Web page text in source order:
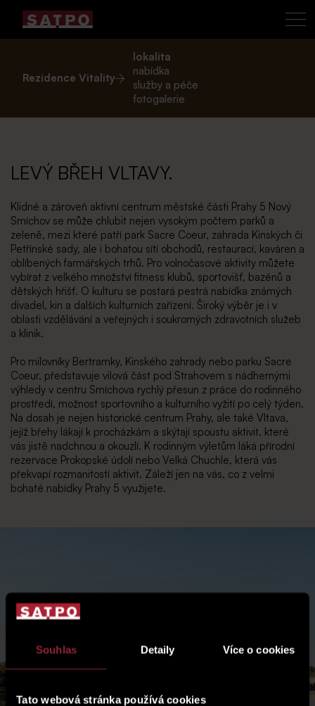
Souhlas Detaily Více o cookies
Tato webová stránka používá cookies
Rezidence Vitality
lokalita
nabídka
služby a péče
fotogalerie
LEVÝ BŘEH VLTAVY.
Klidné a zároveň aktivní centrum městské části Prahy 5 Nový
Smíchov se může chlubit nejen vysokým počtem parků a
zeleně, mezi které patří park Sacre Coeur, zahrada Kinských či
Petřínské sady, ale i bohatou sítí obchodů, restaurací, kaváren a
oblíbených farmářských trhů. Pro volnočasové aktivity můžete
vybírat z velkého množství fitness klubů, sportovišť, bazénů a
dětských hřišť. O kulturu se postará pestrá nabídka známých
divadel, kin a dalších kulturních zařízení. Široký výběr je i v
oblasti vzdělávání a veřejných i soukromých zdravotních služeb
a klinik.
Pro milovníky Bertramky, Kinského zahrady nebo parku Sacre
Coeur, představuje vilová část pod Strahovem s nádhernými
výhledy v centru Smíchova rychlý přesun z práce do rodinného
prostředí, možnost sportovního a kulturního vyžití po celý týden.
Na dosah je nejen historické centrum Prahy, ale také Vltava,
jejíž břehy lákají k procházkám a skýtají spoustu aktivit, které
vás jistě nadchnou a okouzlí. K rodinným výletům láká přírodní
rezervace Prokopské údolí nebo Velká Chuchle, která vás
překvapí rozmanitostí aktivit. Záleží jen na vás, co z velmi
bohaté nabídky Prahy 5 využijete.